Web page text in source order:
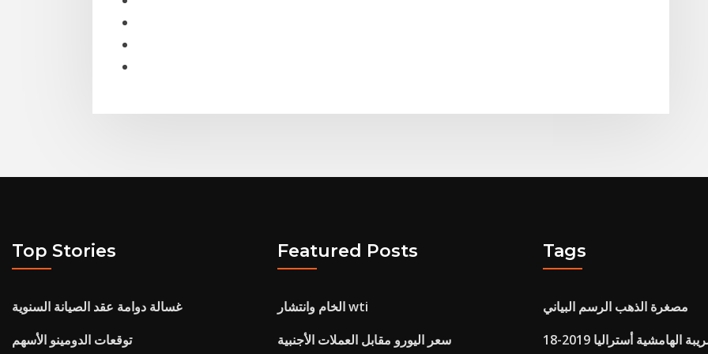
Top Stories
غسالة دوامة عقد الصيانة السنوية
توقعات الدومينو الأسهم
Featured Posts
الخام وانتشار wti
سعر اليورو مقابل العملات الأجنبية
Tags
مصغرة الذهب الرسم البياني
الهامشية أستراليا 2019-18